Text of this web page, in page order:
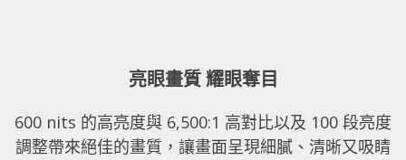
亮眼畫質 耀眼奪目
600 nits 的高亮度與 6,500:1 高對比以及 100 段亮度
調整帶來絕佳的畫質，讓畫面呈現細膩、清晰又吸睛